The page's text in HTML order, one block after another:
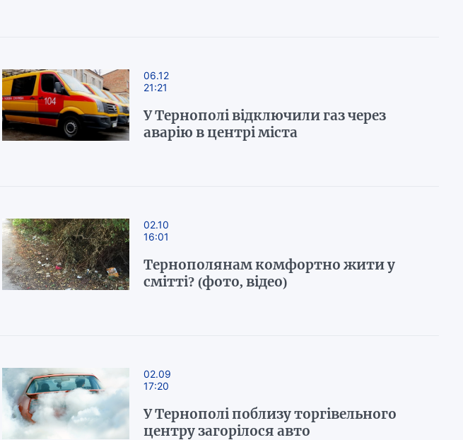
06.12
21:21
У Тернополі відключили газ через
аварію в центрі міста
02.10
16:01
Тернополянам комфортно жити у
смітті? (фото, відео)
02.09
17:20
У Тернополі поблизу торгівельного
центру загорілося авто